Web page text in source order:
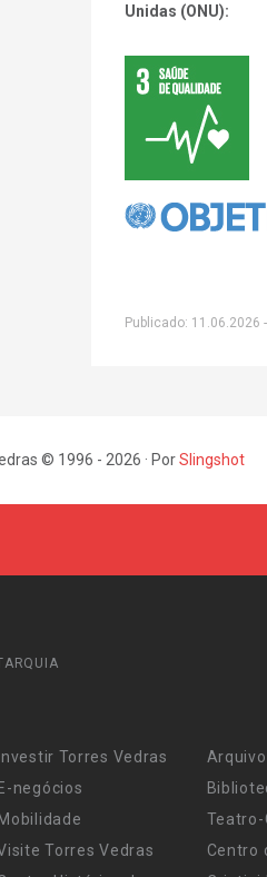
Unidas (ONU):
Publicado: 11.06.2026
© 1996 - 2026 · PorSlingshot
Torres Vedras
negócios
Torres Vedras
Teatro-
Centro